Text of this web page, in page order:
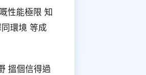
性能極限 知
環境 等成
搵個信得過